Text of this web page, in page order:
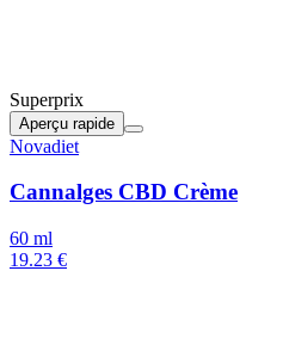
Superprix
Aperçu rapide
Novadiet
Cannalges CBD Crème
60 ml
19.23 €